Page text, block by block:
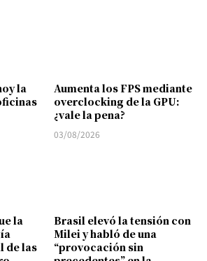
la
Aumenta los FPS mediante
overclocking de la GPU:
¿vale la pena?
03/08/2026
la
de las
Brasil elevó la tensión con
Milei y habló de una
“provocación sin